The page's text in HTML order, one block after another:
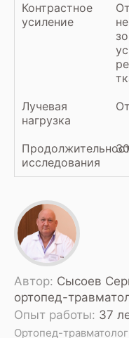
Контрастное
усиление
Лучевая
нагрузка
исследования
Автор: Сысоев
ортопед-
Опыт работы: 37
Ортопед-травматолог